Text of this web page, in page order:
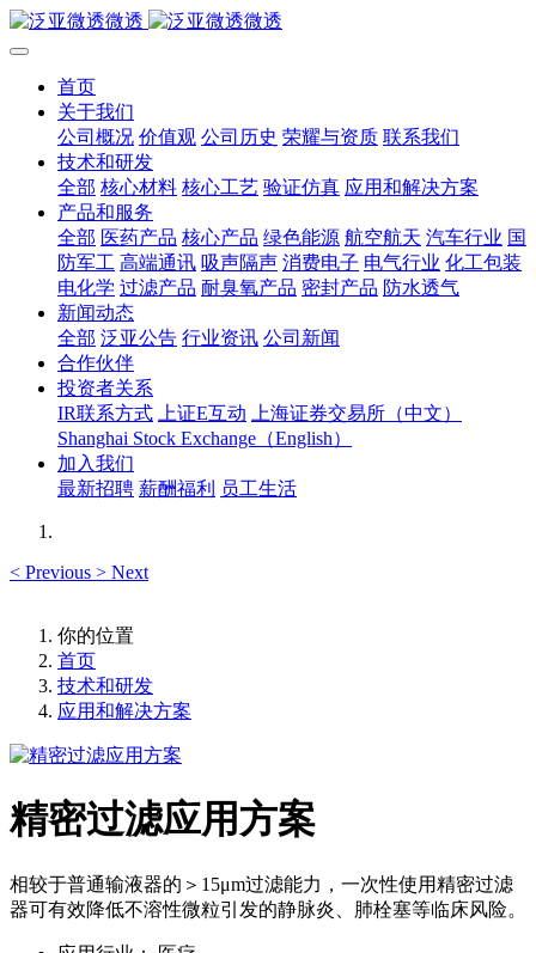
首页
关于我们
公司概况 价值观 公司历史 荣耀与资质 联系我们
技术和研发
全部 核心材料 核心工艺 验证仿真 应用和解决方案
产品和服务
全部 医药产品 核心产品 绿色能源 航空航天 汽车行业 国
防军工 高端通讯 吸声隔声 消费电子 电气行业 化工包装
电化学 过滤产品 耐臭氧产品 密封产品 防水透气
新闻动态
全部 泛亚公告 行业资讯 公司新闻
合作伙伴
投资者关系
IR联系方式
上证E互动
上海证券交易所（中文）
Shanghai Stock Exchange（English）
加入我们
最新招聘 薪酬福利 员工生活
< Previous > Next
你的位置
首页
技术和研发
应用和解决方案
精密过滤应用方案
相较于普通输液器的＞15μm过滤能力，一次性使用精密过滤
器可有效降低不溶性微粒引发的静脉炎、肺栓塞等临床风险。